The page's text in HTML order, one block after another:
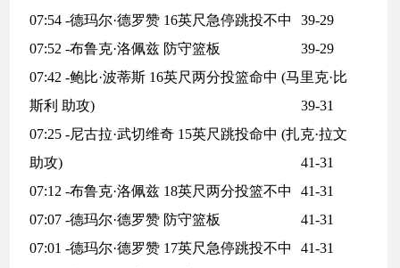
07:54 -德玛尔·德罗赞 16英尺急停跳投不中
39-29
07:52 -布鲁克·洛佩兹 防守篮板
39-29
07:42 -鲍比·波蒂斯 16英尺两分投篮命中 (马里克·比
斯利 助攻)
39-31
07:25 -尼古拉·武切维奇 15英尺跳投命中 (扎克·拉文
助攻)
41-31
07:12 -布鲁克·洛佩兹 18英尺两分投篮不中
41-31
07:07 -德玛尔·德罗赞 防守篮板
41-31
07:01 -德玛尔·德罗赞 17英尺急停跳投不中
41-31